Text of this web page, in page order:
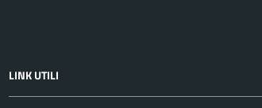
LINK UTILI